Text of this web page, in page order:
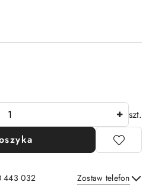
szt.
443 032 Zostaw telefon